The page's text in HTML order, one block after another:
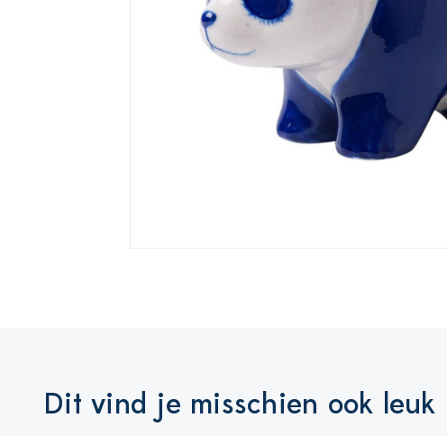
Dit vind je misschien ook leuk